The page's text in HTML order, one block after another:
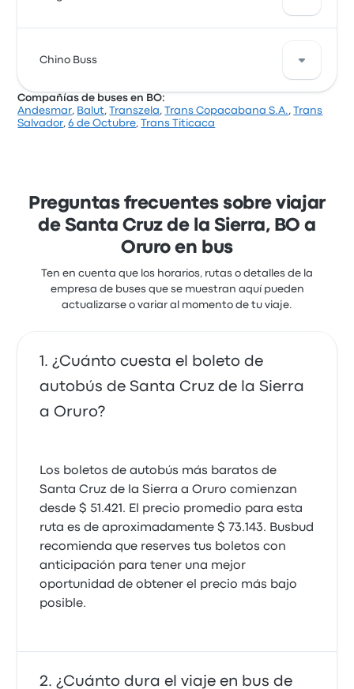
alrededor de 17 horas. Trans Copacabana S.A. te
Una buena manera de viajar en esta ruta es con los
$ 104.103 y el viaje más corto dura alrededor de 17
horas. King Lufred te lleva a donde quieres ir por un
Chino Buss
Chino Buss ofrece 4 salidas diarias y puedes
Compañías de buses en BO:
Andesmar, Balut,Transzela,Trans Copacabana S.A. ,Trans
Salvador,6 de Octubre,Trans Titicaca
Preguntas frecuentes sobre viajar
de Santa Cruz de la Sierra, BO a
Oruro en bus
Ten en cuenta que los horarios, rutas o detalles de la
empresa de buses que se muestran aquí pueden
actualizarse o variar al momento de tu viaje.
¿Cuánto cuesta el boleto de
autobús de Santa Cruz de la Sierra
a Oruro?
Los boletos de autobús más baratos de
Santa Cruz de la Sierra a Oruro comienzan
desde $ 51.421. El precio promedio para esta
ruta es de aproximadamente $ 73.143. Busbud
recomienda que reserves tus boletos con
anticipación para tener una mejor
oportunidad de obtener el precio más bajo
posible.
¿Cuánto dura el viaje en bus de